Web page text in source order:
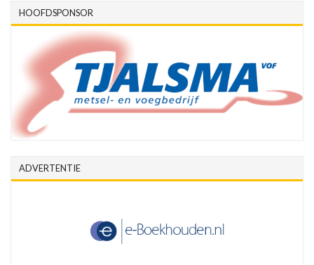
HOOFDSPONSOR
ADVERTENTIE